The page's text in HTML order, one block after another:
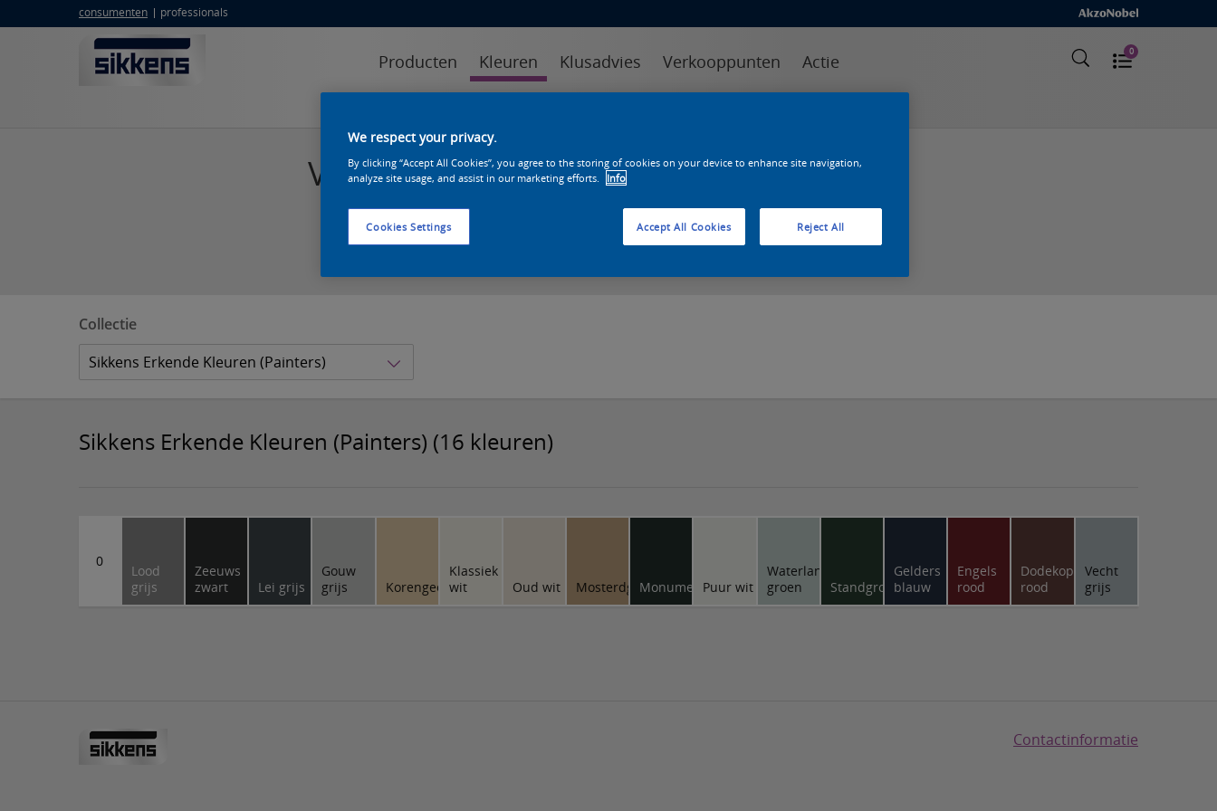
consumenten professionals
Producten Kleuren Klusadvies Verkooppunten Actie 0
Vind de perfecte kleuren voor elke klant
Collectie
Sikkens Erkende Kleuren (Painters)
Sikkens Erkende Kleuren (Painters) (16 kleuren)
0
Lood
grijs
Zeeuws
zwart
Lei grijs
Gouw
grijs
Korengeel
Klassiek
wit
Oud wit MosterdgeelMonumentengroen
Puur wit
Waterland
groen
Standgroen
Gelders
blauw
Engels
rood
Dodekop
rood
Vecht
grijs
Contactinformatie
We respect your privacy.
By clicking “Accept All Cookies”, you agree to the storing of cookies on your device to enhance site navigation,
analyze site usage, and assist in our marketing efforts.
Info
Cookies Settings Reject All
Accept All Cookies